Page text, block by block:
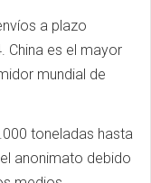
a plazo
China es el mayor
mundial de
toneladas hasta
anonimato debido